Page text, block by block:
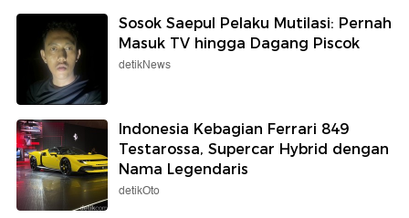
Sosok Saepul Pelaku Mutilasi: Pernah
Masuk TV hingga Dagang Piscok
detikNews
Indonesia Kebagian Ferrari 849
Testarossa, Supercar Hybrid dengan
Nama Legendaris
detikOto